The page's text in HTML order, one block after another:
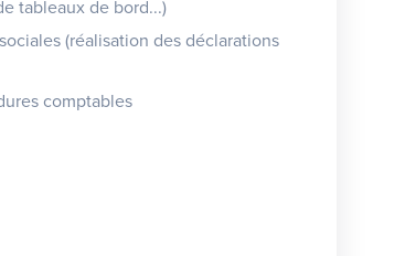
tableaux de bord...)
(réalisation des déclarations
comptables